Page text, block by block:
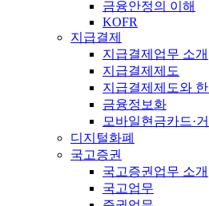
금융안정의 이해
KOFR
지급결제
지급결제업무 소개
지급결제제도
지급결제제도와
금융정보화
모바일현금카드·
디지털화폐
국고증권
국고증권업무 소개
국고업무